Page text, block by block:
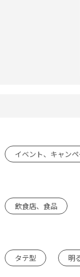
イベント、キャンペ
飲食店、食品
タテ型 明